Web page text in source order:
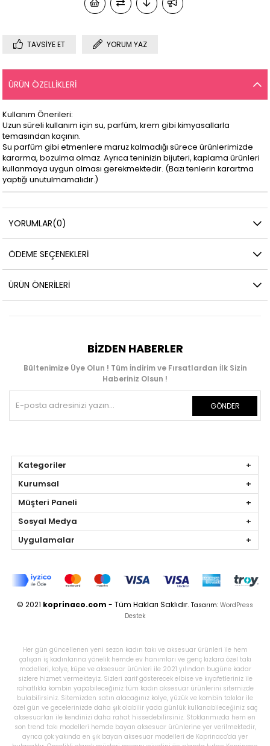
TAVSIYE ET YORUM YAZ
ÜRÜN ÖZELLIKLERI
Kullanım Önerileri:
Uzun süreli kullanım için su, parfüm, krem gibi kimyasallarla
temasından kaçının.
Su parfüm gibi etmenlere maruz kalmadığı sürece ürünlerimizde
kararma, bozulma olmaz. Ayrıca teninizin bijuteri, kaplama ürünleri
kullanmaya uygun olması gerekmektedir. (Bazı tenlerin karartma
yaptığı unutulmamalıdır.)
YORUMLAR(0)
ÖDEME SEÇENEKLERI
ÜRÜN ÖNERILERI
BIZDEN HABERLER
Bültenimize Üye Olun ! Tüm İndirim ve Fırsatlardan İlk Sizin
Haberiniz Olsun !
GÖNDER
Kategoriler
Kurumsal
Müşteri Paneli
Sosyal Medya
Uygulamalar
© 2021 koprinaco.com - Tüm Hakları Saklıdır. Tasarım: WordPress
Destek
Her gün güncellenen yeni sezon kadın takı ve aksesuar ürünleri ile hem
çalışan iş kadınlarına yönelik hemde ev hanımları ve genç kızlara özel takı
modelleri, kolye, küpe ve aksesuar ürünleri ile 2021 yılından bugüne kadar
sizlere hizmet vermekteyiz. Sizleri zarif gösterecek elbise ve kıyafetleriniz ile
rahatlıkla kombin yapabileceğiniz tüm kadın aksesuar ürünlerini sitemizde
bulabilirsiniz. Sitemizden satın alacağınız kolye, yüzük ve kombin takılar ile
özel gün ve gecelerinizde daha şık olabilir yada günlük kullanabileceğiniz saç
aksesuarları ile kendinizi daha rahat hissedebilirsiniz. Stoklarımızda hem en
son trend takı modelleri hemde bayan aksesuar ürünlerine yer verilmektedir,
ayrıca çok yakında en şık bayan aksesuar modelleri de Koprinaco'da yer